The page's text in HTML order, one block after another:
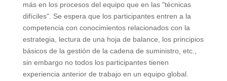
más en los procesos del equipo que en las "técnicas
difíciles". Se espera que los participantes entren a la
competencia con conocimientos relacionados con la
estrategia, lectura de una hoja de balance, los principios
básicos de la gestión de la cadena de suministro, etc.,
sin embargo no todos los participantes tienen
experiencia anterior de trabajo en un equipo global.